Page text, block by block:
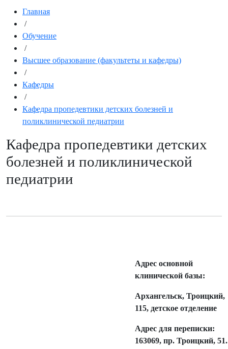
Главная
/
Обучение
/
Высшее образование (факультеты и кафедры)
/
Кафедры
/
Кафедра пропедевтики детских болезней и
поликлинической педиатрии
Кафедра пропедевтики детских
болезней и поликлинической
педиатрии
Адрес основной
клинической базы:
Архангельск, Троицкий,
115, детское отделение
Адрес для переписки:
163069, пр. Троицкий, 51.